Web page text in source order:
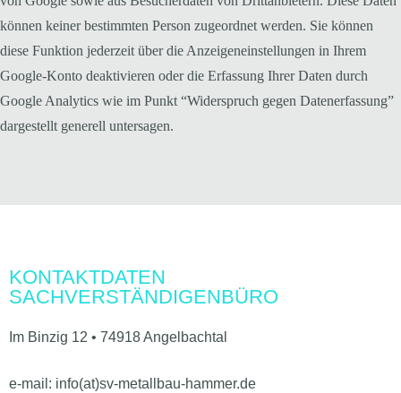
können keiner bestimmten Person zugeordnet werden. Sie können
diese Funktion jederzeit über die Anzeigeneinstellungen in Ihrem
Google-Konto deaktivieren oder die Erfassung Ihrer Daten durch
Google Analytics wie im Punkt “Widerspruch gegen Datenerfassung”
dargestellt generell untersagen.
KONTAKTDATEN
SACHVERSTÄNDIGENBÜRO
Im Binzig 12 • 74918 Angelbachtal
e-mail: info(at)sv-metallbau-hammer.de